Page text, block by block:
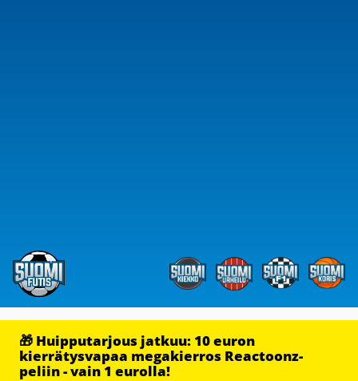
🎁 Huipputarjous jatkuu: 10 euron
kierrätysvapaa megakierros Reactoonz-
peliin - vain 1 eurolla!